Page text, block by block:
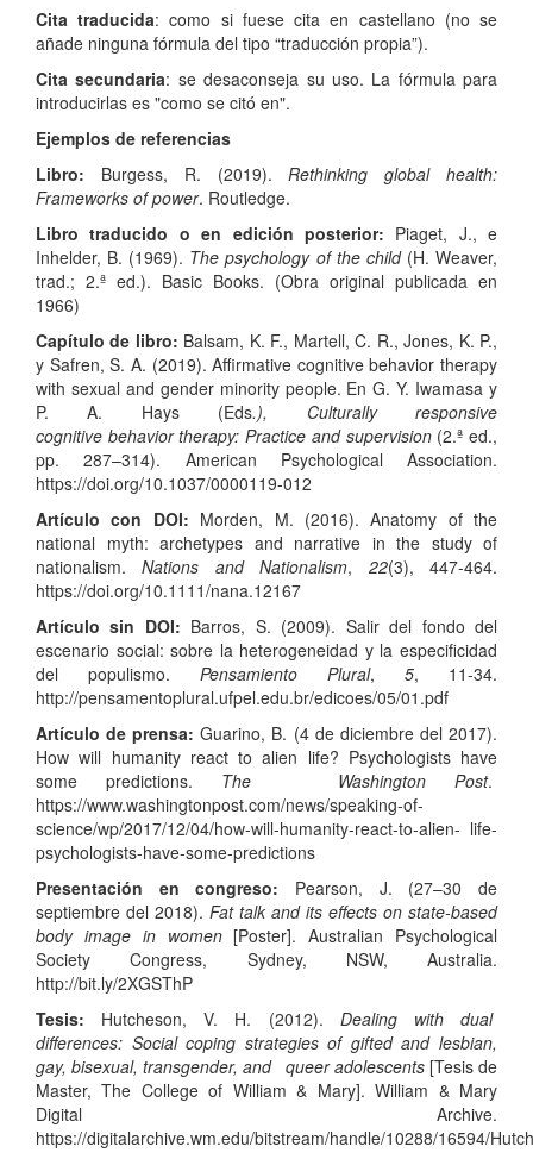
Cita traducida: como si fuese cita en castellano (no se
añade ninguna fórmula del tipo “traducción propia”).
Cita secundaria: se desaconseja su uso. La fórmula para
introducirlas es "como se citó en".
Ejemplos de referencias
Libro: Burgess, R. (2019). Rethinking global health:
Frameworks of power. Routledge.
Libro traducido o en edición posterior: Piaget, J., e
Inhelder, B. (1969). The psychology of the child(H. Weaver,
trad.; 2.ª ed.). Basic Books. (Obra original publicada en
1966)
Capítulo de libro: Balsam, K. F., Martell, C. R., Jones, K. P.,
y Safren, S. A. (2019). Affirmative cognitive behavior therapy
with sexual and gender minority people. En G. Y. Iwamasa y
P. A. Hays (Eds.), Culturallyresponsive
cognitive behavior therapy:Practice and supervision(2.ª ed.,
pp. 287–314). American Psychological Association.
https://doi.org/10.1037/0000119-012
Artículo con DOI: Morden, M. (2016). Anatomy of the
national myth: archetypes and narrative in the study of
nationalism.Nations and Nationalism, 22(3), 447-464.
https://doi.org/10.1111/nana.12167
Artículo sin DOI: Barros, S. (2009). Salir del fondo del
escenario social: sobre la heterogeneidad y la especificidad
del populismo. Pensamiento Plural, 5, 11-34.
http://pensamentoplural.ufpel.edu.br/edicoes/05/01.pdf
Artículo de prensa: Guarino, B. (4 de diciembre del 2017).
How will humanity react to alien life? Psychologists have
some predictions. The Washington Post.
https://www.washingtonpost.com/news/speaking-of-
science/wp/2017/12/04/how-will-humanity-react-to-alien- life-
psychologists-have-some-predictions
Presentación en congreso: Pearson, J. (27–30 de
septiembre del 2018). Fat talk and its effects on state-based
body image in women[Poster]. Australian Psychological
Society Congress, Sydney, NSW, Australia.
http://bit.ly/2XGSThP
Tesis: Hutcheson, V. H. (2012). Dealing with dual
differences: Social coping strategies of gifted and lesbian,
gay, bisexual, transgender, and queer adolescents [Tesis de
Master, The College of William & Mary]. William & Mary
Digital Archive.
https://digitalarchive.wm.edu/bitstream/handle/10288/16594/